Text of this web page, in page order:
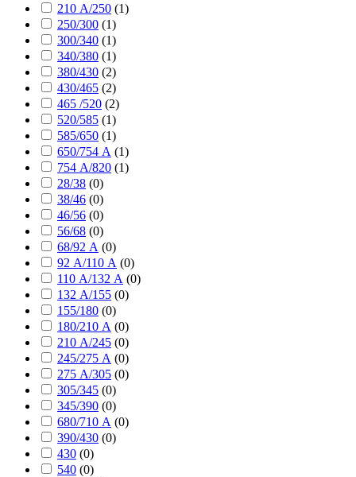
210 А/250 (1)
250/300 (1)
300/340 (1)
340/380 (1)
380/430 (2)
430/465 (2)
465 /520 (2)
520/585 (1)
585/650 (1)
650/754 А (1)
754 А/820 (1)
28/38 (0)
38/46 (0)
46/56 (0)
56/68 (0)
68/92 А (0)
92 А/110 А (0)
110 А/132 А (0)
132 А/155 (0)
155/180 (0)
180/210 А (0)
210 А/245 (0)
245/275 А (0)
275 А/305 (0)
305/345 (0)
345/390 (0)
680/710 А (0)
390/430 (0)
430 (0)
540 (0)